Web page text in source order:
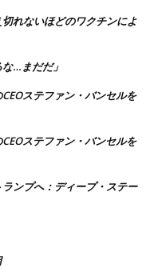
れないほどのワクチンによ
…まだだ」
ステファン・バンセルを
ステファン・バンセルを
ンプへ：ディープ・ステー